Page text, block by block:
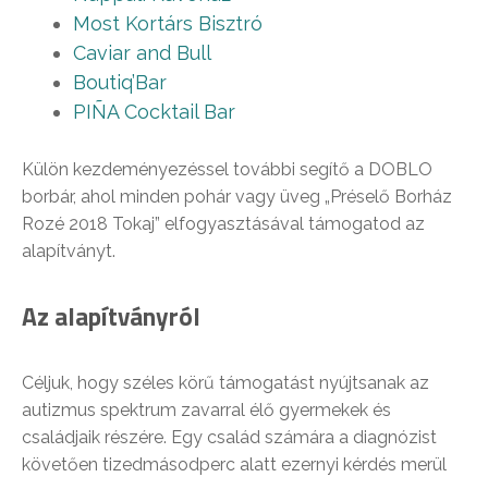
Most Kortárs Bisztró
Caviar and Bull
Boutiq’Bar
PIÑA Cocktail Bar
Külön kezdeményezéssel további segítő a DOBLO
borbár, ahol minden pohár vagy üveg „Préselő Borház
Rozé 2018 Tokaj” elfogyasztásával támogatod az
alapítványt.
Az alapítványról
Céljuk, hogy széles körű támogatást nyújtsanak az
autizmus spektrum zavarral élő gyermekek és
családjaik részére. Egy család számára a diagnózist
követően tizedmásodperc alatt ezernyi kérdés merül